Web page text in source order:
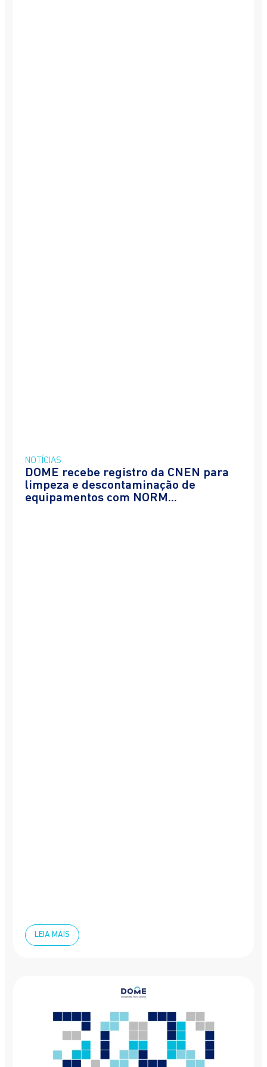
NOTÍCIAS
DOME recebe registro da CNEN para
limpeza e descontaminação de
equipamentos com NORM...
LEIA MAIS